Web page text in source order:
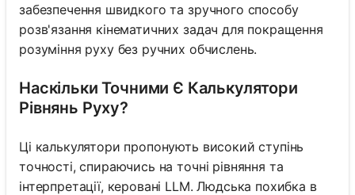
забезпечення швидкого та зручного способу
розв'язання кінематичних задач для покращення
розуміння руху без ручних обчислень.
Наскільки Точними Є Калькулятори
Рівнянь Руху?
Ці калькулятори пропонують високий ступінь
точності, спираючись на точні рівняння та
інтерпретації, керовані LLM. Людська похибка в